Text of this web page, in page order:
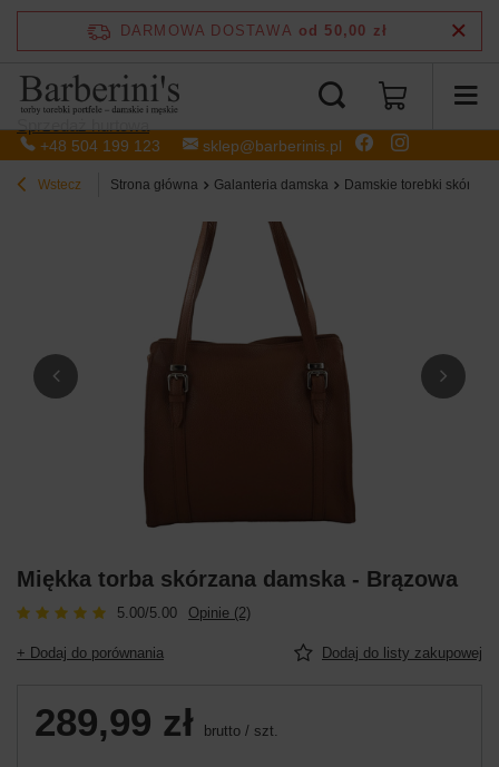
+48 504 199 123 sklep@barberinis.pl
DARMOWA DOSTAWA od 50,00 zł
Wstecz Strona główna Galanteria damska Damskie torebki
Miękka torba skórzana damska - Brązowa
5.00/5.00 Opinie (2)
+ Dodaj do porównania Dodaj do listy zakupowej
289,99 zł brutto / szt.